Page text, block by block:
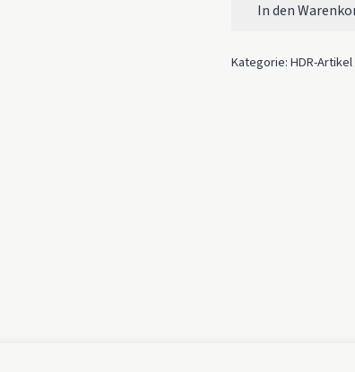
„Braindrain" aus
In den
Kategorie:HDR-Artikel